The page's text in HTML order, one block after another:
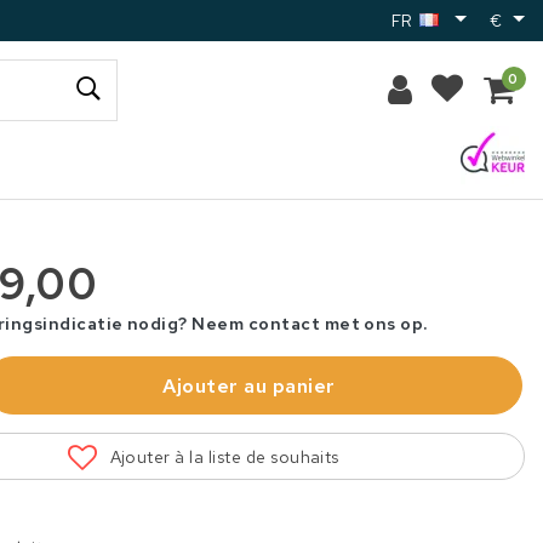
FR €
0
nodig? Neem contact met ons op.
Ajouter au panier
Ajouter à la liste de souhaits